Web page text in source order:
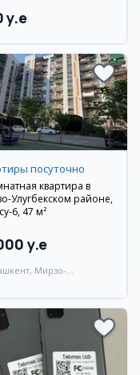
y.e
посуточно
квартира в
Улугбекском районе,
6, 47 м²
y.e
Мирзо-